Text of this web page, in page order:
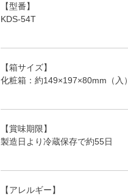
【型番】
KDS-54T
【箱サイズ】
化粧箱：約149×197×80mm（入）
【賞味期限】
製造日より冷蔵保存で約55日
【アレルギー】